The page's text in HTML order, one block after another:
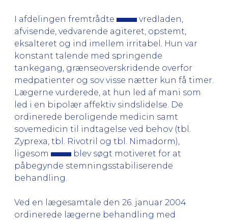
I afdelingen fremtrådte
vredladen,
afvisende, vedvarende agiteret, opstemt,
eksalteret og ind imellem irritabel. Hun var
konstant talende med springende
tankegang, grænseoverskridende overfor
medpatienter og sov visse nætter kun få timer.
Lægerne vurderede, at hun led af mani som
led i en bipolær affektiv sindslidelse. De
ordinerede beroligende medicin samt
sovemedicin til indtagelse ved behov (tbl.
Zyprexa, tbl. Rivotril og tbl. Nimadorm),
ligesom
blev søgt motiveret for at
påbegynde stemningsstabiliserende
behandling.
Ved en lægesamtale den 26. januar 2004
ordinerede lægerne behandling med